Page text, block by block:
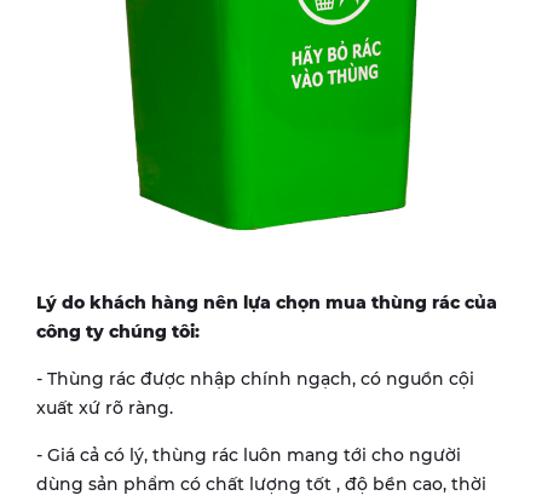
Lý do khách hàng nên lựa chọn mua thùng rác của
công ty chúng tôi:
- Thùng rác được nhập chính ngạch, có nguồn cội
xuất xứ rõ ràng.
- Giá cả có lý, thùng rác luôn mang tới cho người
dùng sản phẩm có chất lượng tốt , độ bền cao, thời